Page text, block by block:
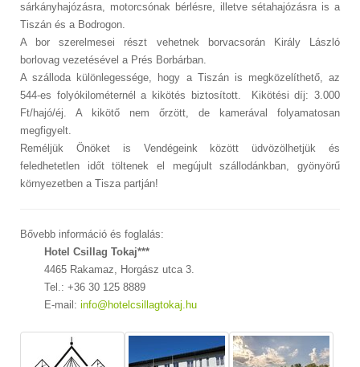
sárkányhajózásra, motorcsónak bérlésre, illetve sétahajózásra is a
Tiszán és a Bodrogon.
A bor szerelmesei részt vehetnek borvacsorán Király László
borlovag vezetésével a Prés Borbárban.
A szálloda különlegessége, hogy a Tiszán is megközelíthető, az
544-es folyókilométernél a kikötés biztosított. Kikötési díj: 3.000
Ft/hajó/éj. A kikötő nem őrzött, de kamerával folyamatosan
megfigyelt.
Reméljük Önöket is Vendégeink között üdvözölhetjük és
feledhetetlen időt töltenek el megújult szállodánkban, gyönyörű
környezetben a Tisza partján!
Bővebb információ és foglalás:
Hotel Csillag Tokaj***
4465 Rakamaz, Horgász utca 3.
Tel.: +36 30 125 8889
E-mail: info@hotelcsillagtokaj.hu